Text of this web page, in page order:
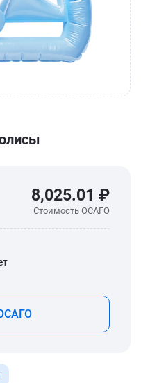
8,025.01 ₽
Стоимость ОСАГО